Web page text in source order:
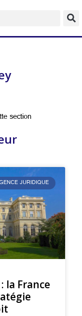
section
JURIDIQUE
la France